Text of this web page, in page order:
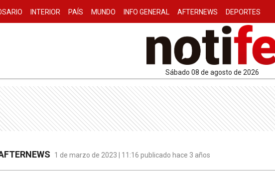
INTERIOR PAÍS MUNDO INFO GENERAL AFTERNEWS DEPORTES
sábado 08 de agosto de 2026
1 de marzo de 2023 | 11:16 publicado hace 3 años